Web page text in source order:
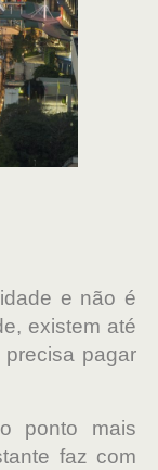
e não é
existem até
pagar
ponto mais
faz com